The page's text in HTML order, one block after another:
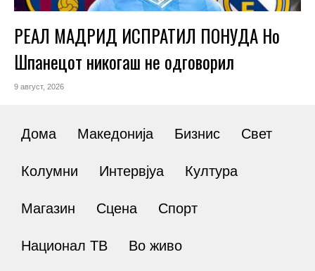
РЕАЛ МАДРИД ИСПРАТИЛ ПОНУДА Но
Шпанецот никогаш не одговорил
9 август, 2026
Дома Македонија Бизнис Свет
Колумни Интервјуа Култура
Магазин Сцена Спорт
Национал ТВ Во живо